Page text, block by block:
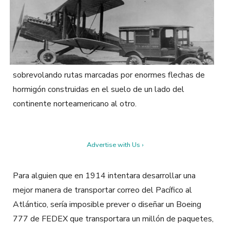
sobrevolando rutas marcadas por enormes flechas de
hormigón construidas en el suelo de un lado del
continente norteamericano al otro.
Advertise with Us ›
Para alguien que en 1914 intentara desarrollar una
mejor manera de transportar correo del Pacífico al
Atlántico, sería imposible prever o diseñar un Boeing
777 de FEDEX que transportara un millón de paquetes,